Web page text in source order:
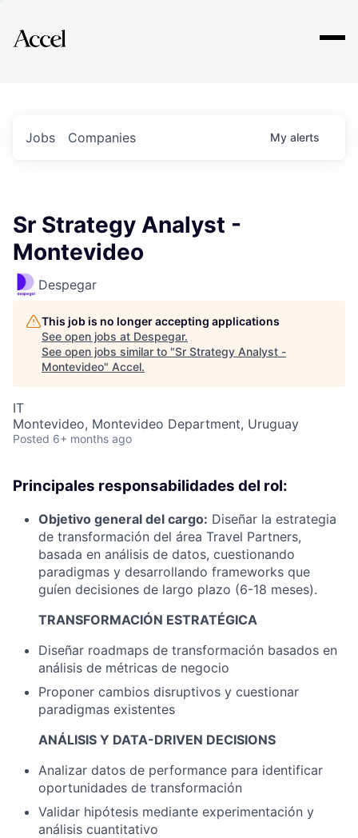
Explore
Jobs Companies My alerts
Sr Strategy Analyst -
Montevideo
Despegar
This job is no longer accepting applications
See open jobs at Despegar.
See open jobs similar to "Sr Strategy Analyst -
Montevideo" Accel.
IT
Montevideo, Montevideo Department, Uruguay
Posted 6+ months ago
Principales responsabilidades del rol:
Objetivo general del cargo: Diseñar la estrategia
de transformación del área Travel Partners,
basada en análisis de datos, cuestionando
paradigmas y desarrollando frameworks que
guíen decisiones de largo plazo (6-18 meses).
TRANSFORMACIÓN ESTRATÉGICA
Diseñar roadmaps de transformación basados en
análisis de métricas de negocio
Proponer cambios disruptivos y cuestionar
paradigmas existentes
ANÁLISIS Y DATA-DRIVEN DECISIONS
Analizar datos de performance para identificar
oportunidades de transformación
Validar hipótesis mediante experimentación y
análisis cuantitativo